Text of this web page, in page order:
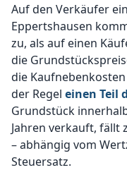
Auf den Verkäufer
Eppertshausen
zu, als auf einen
die
die
der Regel einen Teil
Grundstück
Jahren verkauft, fällt
– abhängig vom
Steuersatz.